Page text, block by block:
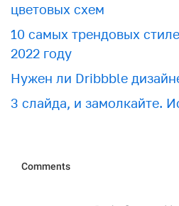
цветовых схем
10 самых трендовых
2022 году
Нужен ли Dribbble
3 слайда, и замолкайте.